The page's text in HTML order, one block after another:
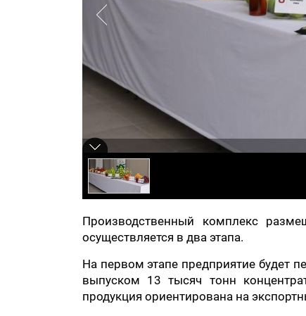
Производственный комплекс
осуществляется в два этапа.
На первом этапе предприятие будет
выпуском 13 тысяч тонн
продукция ориентирована на